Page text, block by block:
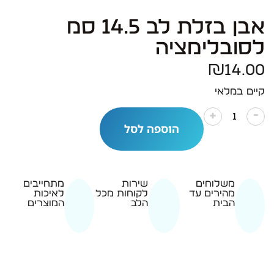
אבן בזלת לב 14.5 סמ
לסובלימציה
₪14.00
קיים במלאי
-
+
הוספה לסל
משלוחים
מהירים עד
הבית
שירות
לקוחות מכל
הלב
מתחייבים
לאיכות
המוצרים